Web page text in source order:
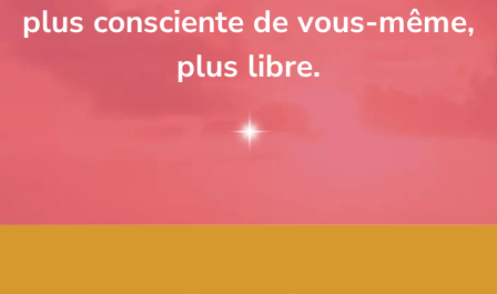
plus consciente de vous-même,
plus libre.